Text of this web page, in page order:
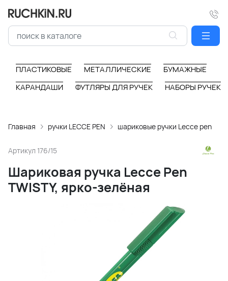
ПЛАСТИКОВЫЕ МЕТАЛЛИЧЕСКИЕ
БУМАЖНЫЕ
КАРАНДАШИ
ФУТЛЯРЫ ДЛЯ РУЧЕК НАБОРЫ РУЧЕК
Главная ручки LECCE PEN шариковые ручки Lecce pen
Артикул 176/15
Шариковая ручка Lecce Pen
TWISTY, ярко-зелёная